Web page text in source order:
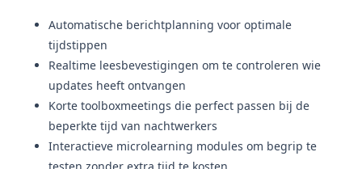
Automatische berichtplanning voor optimale
tijdstippen
Realtime leesbevestigingen om te controleren wie
updates heeft ontvangen
Korte toolboxmeetings die perfect passen bij de
beperkte tijd van nachtwerkers
Interactieve microlearning modules om begrip te